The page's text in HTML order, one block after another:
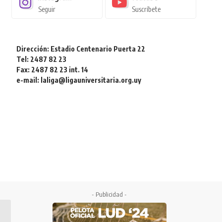
Seguir Suscríbete
Dirección: Estadio Centenario Puerta 22
Tel: 2487 82 23
Fax: 2487 82 23 int. 14
e-mail: laliga@ligauniversitaria.org.uy
- Publicidad -